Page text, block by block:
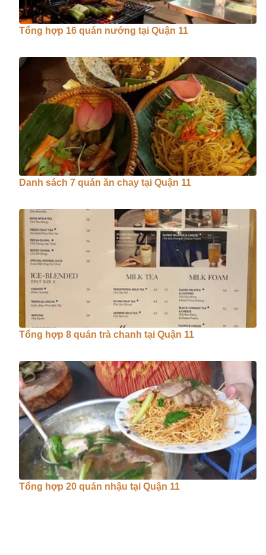
Tổng hợp 16 quán nướng tại Quận 11
Danh sách 7 quán ăn chay tại Quận 11
Tổng hợp 8 quán trà chanh tại Quận 11
Tổng hợp 20 quán nhậu tại Quận 11